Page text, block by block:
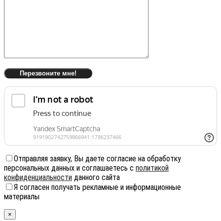
Отправляя заявку, Вы даете согласие на обработку
персональных данных и соглашаетесь с политикой
конфиденциальности данного сайта
Я согласен получать рекламные и информационные
материалы
×